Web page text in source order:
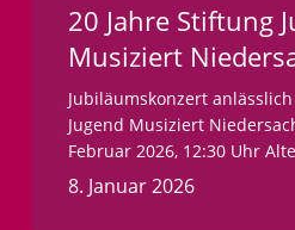
20 Jahre Stiftung
Musiziert
Jubiläumskonzert
Jugend Musiziert
Februar 2026, 12:30 Uhr
8. Januar 2026